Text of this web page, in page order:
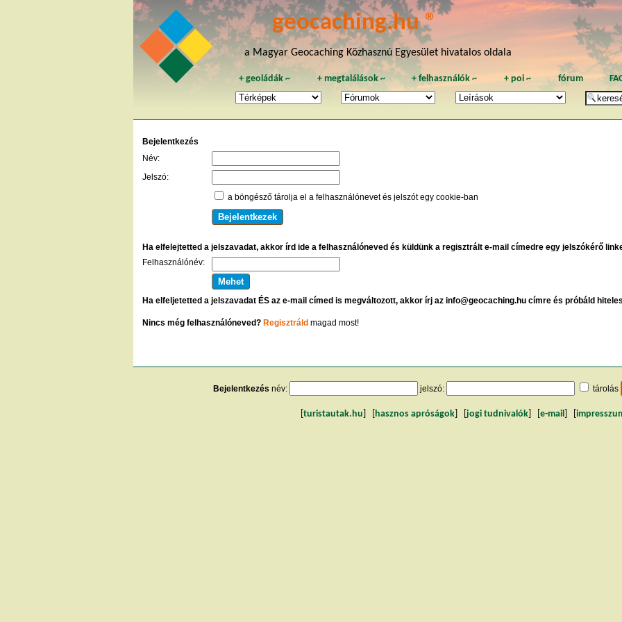
geocaching.hu ®
a Magyar Geocaching Közhasznú Egyesület hivatalos oldala
+geoládák ~ + megtalálások~ +felhasználók ~ + poi~ fórum
Bejelentkezés
Név:
Jelszó:
a böngésző tárolja el a felhasználónevet és jelszót egy cookie-ban
Ha elfelejtetted a jelszavadat, akkor írd ide a felhasználóneved és küldünk a regisztrált e-mail címedre egy jelszókérő
Felhasználónév:
Ha elfeljetetted a jelszavadat ÉS az e-mail címed is megváltozott, akkor írj az info@geocaching.hu címre és próbáld
Nincs még felhasználóneved? Regisztráld magad most!
Bejelentkezés név: jelszó: tárolás
turistautak.hu hasznos apróságok jogi tudnivalók e-mail